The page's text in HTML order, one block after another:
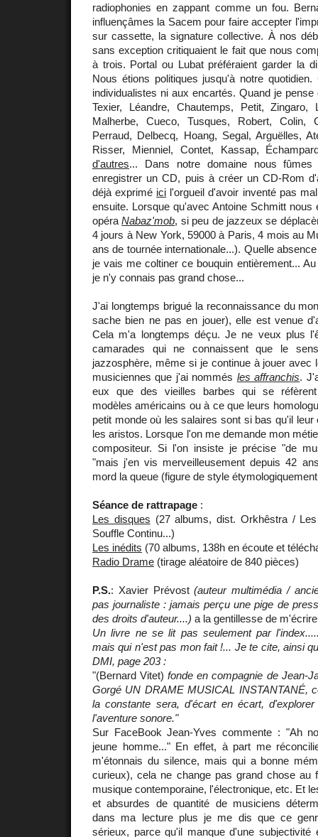
radiophonies en zappant comme un fou.
influençâmes la Sacem pour faire accepter
sur cassette, la signature collective. À nos
sans exception critiquaient le fait que nous
à trois. Portal ou Lubat préféraient garder la
Nous étions politiques jusqu'à notre
individualistes ni aux encartés. Quand je
Texier, Léandre, Chautemps, Petit, Zingaro,
Malherbe, Cueco, Tusques, Robert, Colin,
Perraud, Delbecq, Hoang, Segal, Arguëlles,
Risser, Mienniel, Contet, Kassap,
d'autres... Dans notre domaine nous
enregistrer un CD, puis à créer un CD-Rom
déjà exprimé ici l'orgueil d'avoir inventé pas
ensuite. Lorsque qu'avec Antoine Schmitt nous
opéraNabaz'mob, si peu de jazzeux se
4 jours à New York, 59000 à Paris, 4 mois au
ans de tournée internationale...). Quelle
je vais me coltiner ce bouquin entièrement...
je n'y connais pas grand chose...
J'ai longtemps brigué la reconnaissance du
sache bien ne pas en jouer), elle est venue
Cela m'a longtemps déçu. Je ne veux plus
camarades qui ne connaissent que le
jazzosphère, même si je continue à jouer avec
musiciennes que j'ai nommés les affranchis.
eux que des vieilles barbes qui se réfèrent
modèles américains ou à ce que leurs
petit monde où les salaires sont si bas qu'il
les aristos. Lorsque l'on me demande mon
compositeur. Si l'on insiste je précise "de
"mais j'en vis merveilleusement depuis 42
mord la queue (figure de style
Séance de rattrapage :
Les disques (27 albums, dist. Orkhêstra /
Souffle Continu...)
Les inédits (70 albums, 138h en écoute et
Radio Drame (tirage aléatoire de 840 pièces)
P.S.: Xavier Prévost(auteur multimédia /
pas journaliste : jamais perçu une pige de
des droits d'auteur....) a la gentillesse de
Un livre ne se lit pas seulement par
mais qui n'est pas mon fait !... Je te cite, ainsi
DMI, page 203 :
"(Bernard Vitet)fonde en compagnie de Jean-
Gorgé UN DRAME MUSICAL INSTANTANÉ,
la constante sera, d'écart en écart,
l'aventure sonore."
Sur FaceBook Jean-Yves commente : "Ah
jeune homme..." En effet, à part me
m'étonnais du silence, mais qui a bonne
curieux), cela ne change pas grand chose au
musique contemporaine, l'électronique, etc. Et
et absurdes de quantité de musiciens
dans ma lecture plus je me dis que ce
sérieux, parce qu'il manque d'une